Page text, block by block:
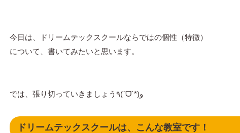
今日は、ドリームテックスクールならではの個性（特徴）
について、書いてみたいと思います。
では、張り切っていきましょう٩(ˊᗜˋ*)و
ドリームテックスクールは、こんな教室です！